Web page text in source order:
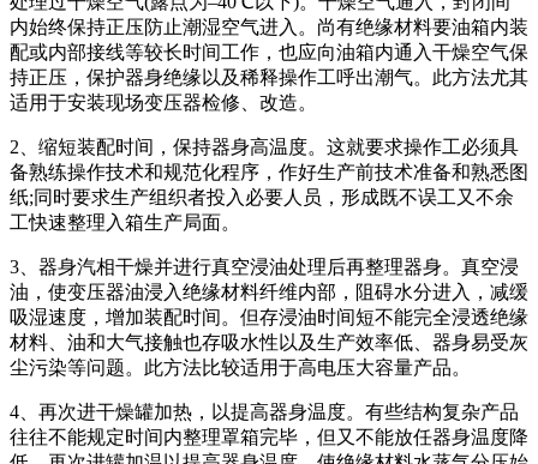
内始终保持正压防止潮湿空气进入。尚有绝缘材料要油箱内装
配或内部接线等较长时间工作，也应向油箱内通入干燥空气保
持正压，保护器身绝缘以及稀释操作工呼出潮气。此方法尤其
适用于安装现场变压器检修、改造。
2、缩短装配时间，保持器身高温度。这就要求操作工必须具
备熟练操作技术和规范化程序，作好生产前技术准备和熟悉图
纸;同时要求生产组织者投入必要人员，形成既不误工又不余
工快速整理入箱生产局面。
3、器身汽相干燥并进行真空浸油处理后再整理器身。真空浸
油，使变压器油浸入绝缘材料纤维内部，阻碍水分进入，减缓
吸湿速度，增加装配时间。但存浸油时间短不能完全浸透绝缘
材料、油和大气接触也存吸水性以及生产效率低、器身易受灰
尘污染等问题。此方法比较适用于高电压大容量产品。
4、再次进干燥罐加热，以提高器身温度。有些结构复杂产品
往往不能规定时间内整理罩箱完毕，但又不能放任器身温度降